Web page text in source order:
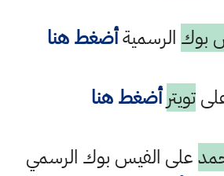
بوك الرسميةأضغط هنا
علىتويتر أضغط هنا
على الفيس بوك الرسمي